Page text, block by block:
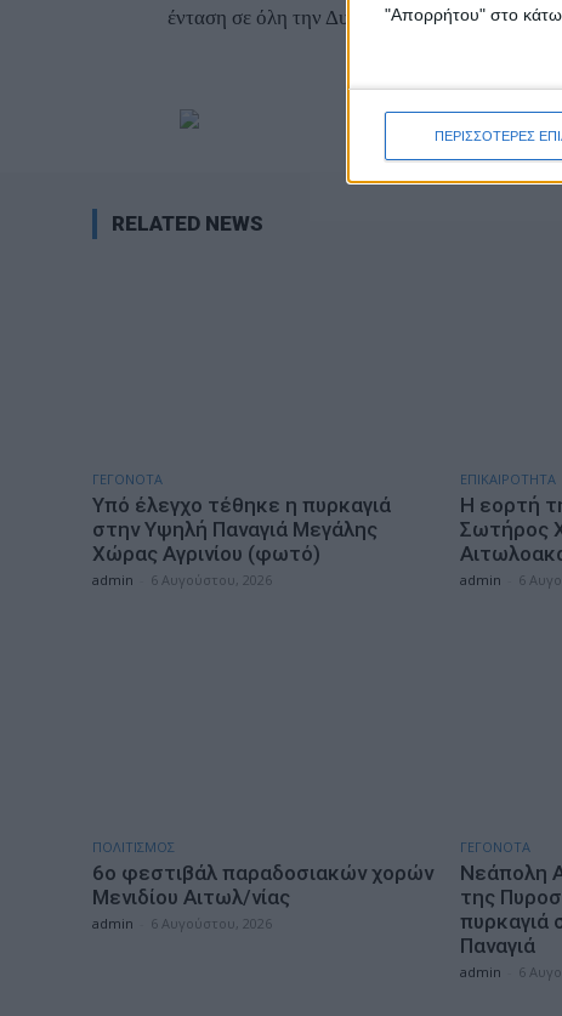
"Απορρήτου" στο κάτω
ΠΕΡΙΣΣΟΤΕΡΕΣ
ένταση σε όλη την Δυτική Ελλάδα.
RELATED NEWS
ΓΕΓΟΝΟΤΑ
Υπό έλεγχο τέθηκε η πυρκαγιά
στην Υψηλή Παναγιά Μεγάλης
Χώρας Αγρινίου (φωτό)
admin 6 Αυγούστου, 2026
ΕΠΙΚΑΙΡΟΤΗΤΑ
Η εορτή
Σωτήρος
admin 6
ΠΟΛΙΤΙΣΜΟΣ
6ο φεστιβάλ παραδοσιακών χορών
Μενιδίου Αιτωλ/νίας
admin 6 Αυγούστου, 2026
ΓΕΓΟΝΟΤΑ
Νεάπολη
της
πυρκαγιά
Παναγιά
admin 6